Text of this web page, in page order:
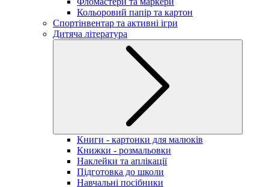
Кольоровий папір та картон
Спортінвентар та активні ігри
Дитяча література
Книги - картонки для малюків
Книжки - розмальовки
Наклейки та аплікації
Підготовка до школи
Навчальні посібники